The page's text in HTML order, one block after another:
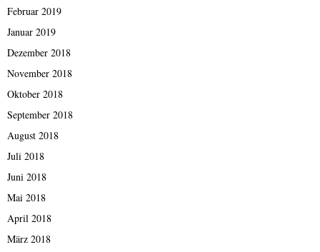
Februar 2019
Januar 2019
Dezember 2018
November 2018
Oktober 2018
September 2018
August 2018
Juli 2018
Juni 2018
Mai 2018
April 2018
März 2018